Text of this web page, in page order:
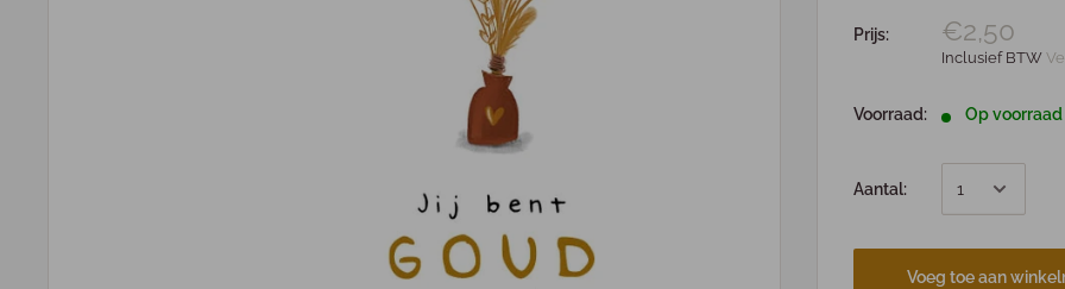
Prijs: €2,50
Inclusief BTW
Voorraad: Op voorraad
Aantal:
Voeg toe aan